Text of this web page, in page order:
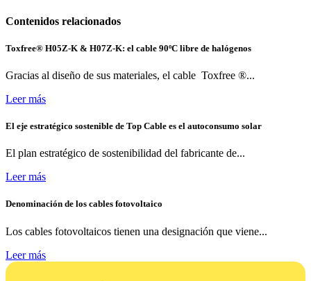
Contenidos relacionados
Toxfree® H05Z-K & H07Z-K: el cable 90ºC libre de halógenos
Gracias al diseño de sus materiales, el cable Toxfree ®...
Leer más
El eje estratégico sostenible de Top Cable es el autoconsumo solar
El plan estratégico de sostenibilidad del fabricante de...
Leer más
Denominación de los cables fotovoltaico
Los cables fotovoltaicos tienen una designación que viene...
Leer más